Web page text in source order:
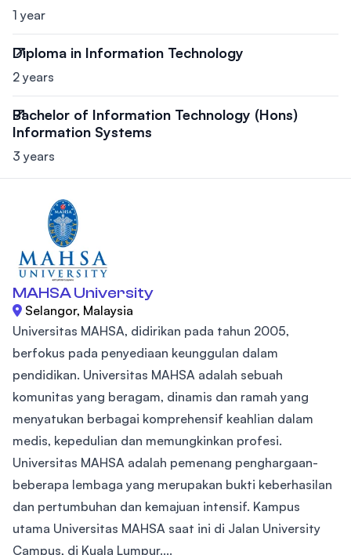
1 year
Diploma in Information Technology
2 years
Bachelor of Information Technology (Hons)
Information Systems
3 years
MAHSA University
Selangor, Malaysia
Universitas MAHSA, didirikan pada tahun 2005,
berfokus pada penyediaan keunggulan dalam
pendidikan. Universitas MAHSA adalah sebuah
komunitas yang beragam, dinamis dan ramah yang
menyatukan berbagai komprehensif keahlian dalam
medis, kepedulian dan memungkinkan profesi.
Universitas MAHSA adalah pemenang penghargaan-
beberapa lembaga yang merupakan bukti keberhasilan
dan pertumbuhan dan kemajuan intensif. Kampus
utama Universitas MAHSA saat ini di Jalan University
Campus, di Kuala Lumpur....